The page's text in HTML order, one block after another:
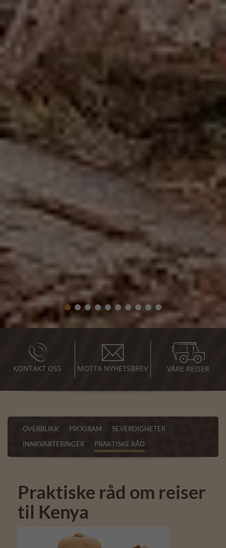
KONTAKT OSS MOTTA NYHETSBREV VÅRE REISER
OVERBLIKK PROGRAM
SEVERDIGHETER
INNKVARTERINGER
PRAKTISKE RÅD
Praktiske råd om reiser
til Kenya